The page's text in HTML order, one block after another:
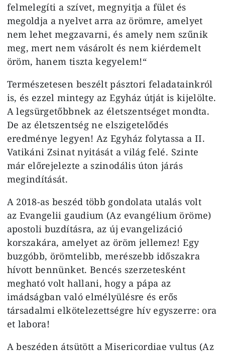
felmelegíti a szívet, megnyitja a fület és
megoldja a nyelvet arra az örömre, amelyet
nem lehet megzavarni, és amely nem szűnik
meg, mert nem vásárolt és nem kiérdemelt
öröm, hanem tiszta kegyelem!“
Természetesen beszélt pásztori feladatainkról
is, és ezzel mintegy az Egyház útját is kijelölte.
A legsürgetőbbnek az életszentséget mondta.
De az életszentség ne elszigetelődés
eredménye legyen! Az Egyház folytassa a II.
Vatikáni Zsinat nyitását a világ felé. Szinte
már előrejelezte a szinodális úton járás
megindítását.
A 2018-as beszéd több gondolata utalás volt
az Evangelii gaudium (Az evangélium öröme)
apostoli buzdításra, az új evangelizáció
korszakára, amelyet az öröm jellemez! Egy
buzgóbb, örömtelibb, merészebb időszakra
hívott bennünket. Bencés szerzetesként
megható volt hallani, hogy a pápa az
imádságban való elmélyülésre és erős
társadalmi elkötelezettségre hív egyszerre: ora
et labora!
A beszéden átsütött a Misericordiae vultus (Az